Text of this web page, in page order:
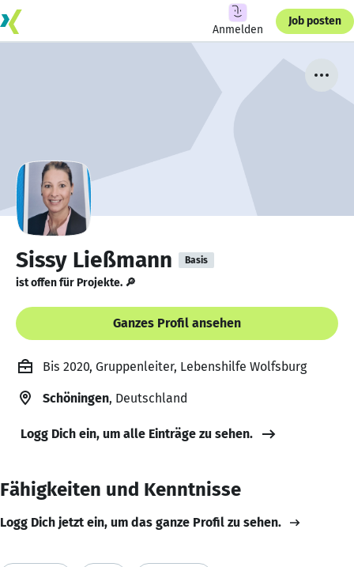
Anmelden
Job posten
Sissy Ließmann Basis
ist offen für Projekte. 🔎
Ganzes Profil ansehen
Bis 2020, Gruppenleiter, Lebenshilfe Wolfsburg
Schöningen, Deutschland
Logg Dich ein, um alle Einträge zu sehen.
Fähigkeiten und Kenntnisse
Logg Dich jetzt ein, um das ganze Profil zu sehen.